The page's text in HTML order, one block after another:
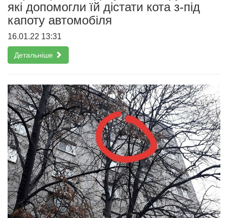
які допомогли їй дістати кота з-під
капоту автомобіля
16.01.22 13:31
Детальніше